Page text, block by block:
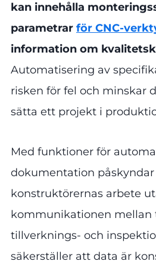
kan innehålla
parametrar för CNC-
information om
Automatisering av
risken för fel och minskar
sätta ett projekt i
Med funktioner för
dokumentation påskyndar
konstruktörernas arbete
kommunikationen mellan
tillverknings- och
säkerställer att data är